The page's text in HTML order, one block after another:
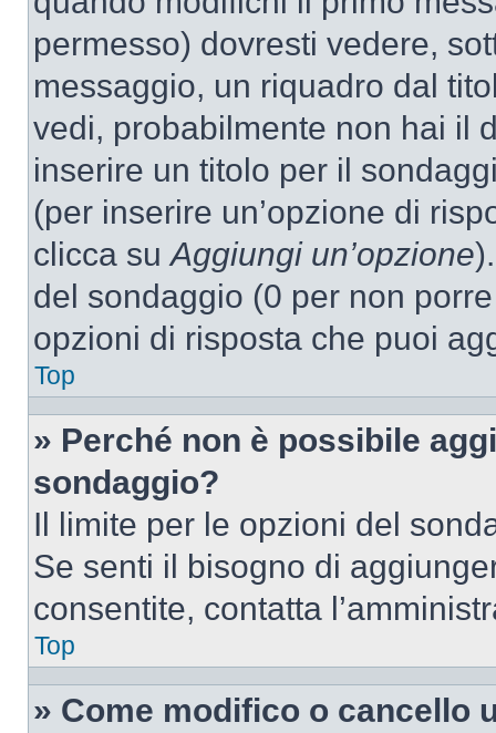
permesso) dovresti vedere,
messaggio, un riquadro dal
vedi, probabilmente non hai il
inserire un titolo per il
(per inserire un’opzione di
clicca suAggiungi un’opzione
del sondaggio (0 per non
opzioni di risposta che puoi
Top
» Perché non è possibile
sondaggio?
Il limite per le opzioni del
Se senti il bisogno di
consentite, contatta
Top
» Come modifico o cancello